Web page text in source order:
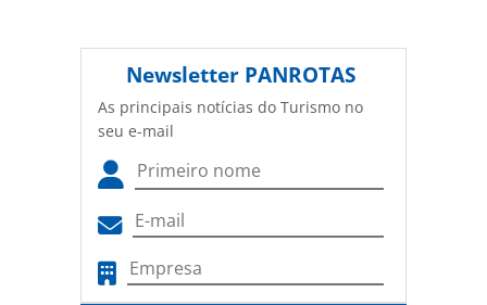
Newsletter PANROTAS
As principais notícias do Turismo no
seu e-mail